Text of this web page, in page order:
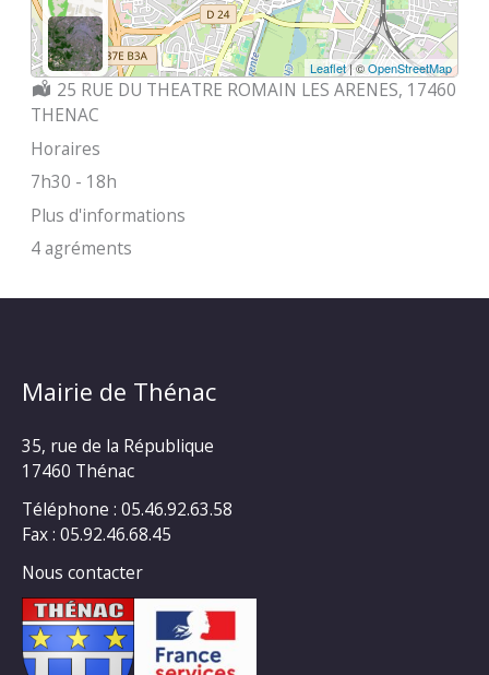
Leaflet| ©OpenStreetMap
Localisation :
25 RUE DU THEATRE ROMAIN LES ARENES, 17460
THENAC
Horaires
7h30 - 18h
Plus d'informations
4 agréments
Mairie de Thénac
35, rue de la République
17460 Thénac
Téléphone : 05.46.92.63.58
Fax : 05.92.46.68.45
Nous contacter